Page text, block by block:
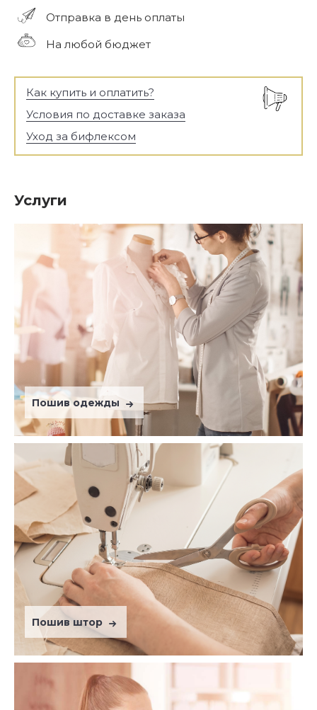
Отправка в день оплаты
На любой бюджет
Как купить и оплатить?
Условия по доставке заказа
Уход за бифлексом
Услуги
Пошив одежды
Пошив штор